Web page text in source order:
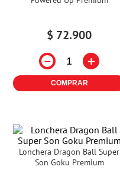
$ 72.900
－ ＋
COMPRAR
Lonchera Dragon Ball Super
Son Goku Premium